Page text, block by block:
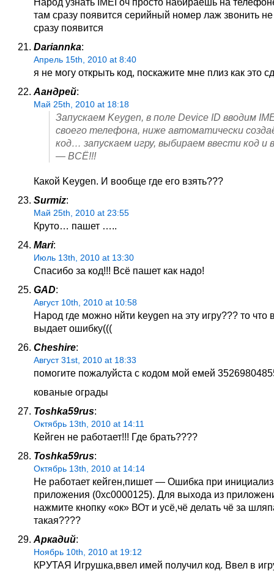
там сразу появится серийный номер лаж звонить
сразу появится
Dariannka:
Апрель 15th, 2010 at 8:40
я не могу открыть код, поскажите мне плиз как это
Аандрей:
Май 25th, 2010 at 18:18
Запускаем Keygen, в поле Device ID вводим
своего телефона, ниже автоматически
код… запускаем игру, выбираем ввести код и
— ВСЁ!!!
Какой Keygen. И вообще где его взять???
Surmiz:
Май 25th, 2010 at 23:55
Круто… пашет …..
Mari:
Июль 13th, 2010 at 13:30
Спасибо за код!!! Всё пашет как надо!
GAD:
Август 10th, 2010 at 10:58
Народ где можно нйти keygen на эту игру??? то что
выдает ошибку(((
Cheshire:
Август 31st, 2010 at 18:33
помогите пожалуйста с кодом мой емей
кованые ограды
Toshka59rus:
Октябрь 13th, 2010 at 14:11
Кейген не работает!!! Где брать????
Toshka59rus:
Октябрь 13th, 2010 at 14:14
Не работает кейген,пишет — Ошибка при
приложения (0xc0000125). Для выхода из
нажмите кнопку «ок» ВОт и усё,чё делать чё за
такая????
Аркадий:
Ноябрь 10th, 2010 at 19:12
КРУТАЯ Игрушка,ввел имей получил код. Ввел в